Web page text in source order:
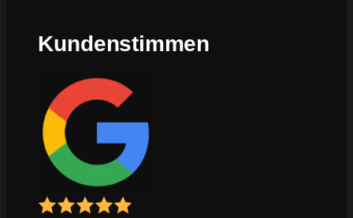
Kundenstimmen